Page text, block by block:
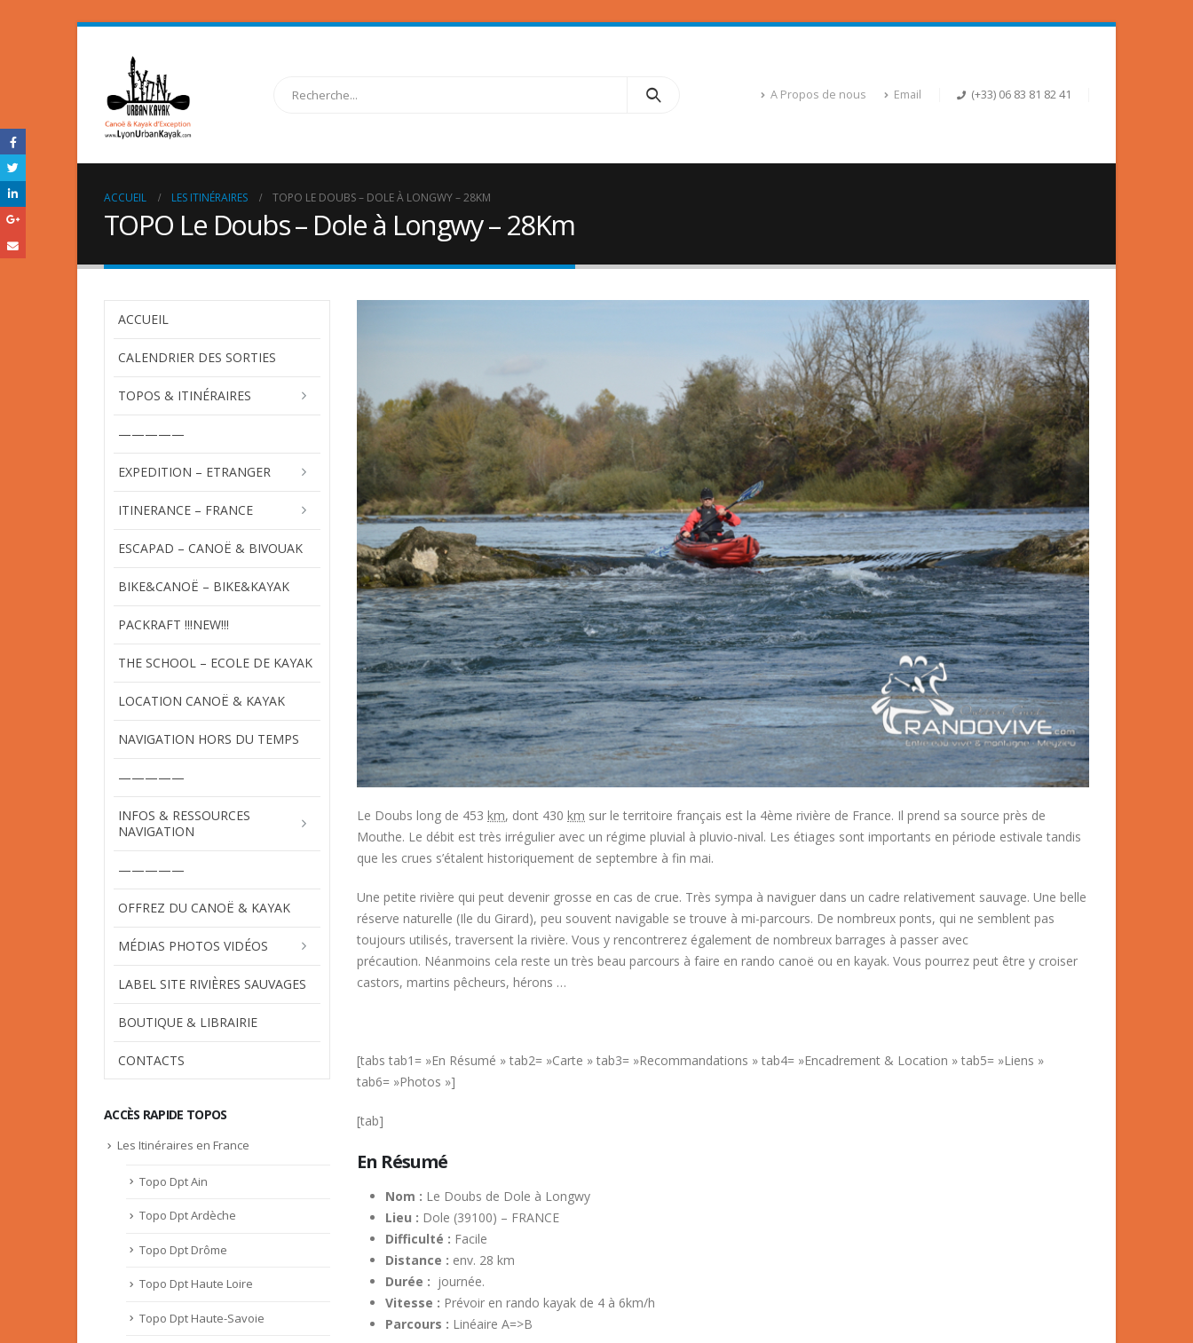
A Propos de nous Email (+33) 06 83 81 82 41
ACCUEIL LES ITINÉRAIRES TOPO LE DOUBS – DOLE À LONGWY – 28KM
TOPO Le Doubs – Dole à Longwy – 28Km
Le Doubs long de 453 km, dont 430 km sur le territoire français est la 4ème rivière de France. Il prend sa source près de
Mouthe. Le débit est très irrégulier avec un régime pluvial à pluvio-nival. Les étiages sont importants en période estivale tandis
que les crues s’étalent historiquement de septembre à fin mai.
Une petite rivière qui peut devenir grosse en cas de crue. Très sympa à naviguer dans un cadre relativement sauvage. Une belle
réserve naturelle (Ile du Girard), peu souvent navigable se trouve à mi-parcours. De nombreux ponts, qui ne semblent pas
toujours utilisés, traversent la rivière. Vous y rencontrerez également de nombreux barrages à passer avec
précaution. Néanmoins cela reste un très beau parcours à faire en rando canoë ou en kayak. Vous pourrez peut être y croiser
castors, martins pêcheurs, hérons …
[tabs tab1= »En Résumé » tab2= »Carte » tab3= »Recommandations » tab4= »Encadrement & Location » tab5= »Liens »
tab6= »Photos »]
[tab]
En Résumé
Nom : Le Doubs de Dole à Longwy
Lieu : Dole (39100) – FRANCE
Difficulté : Facile
Distance : env. 28 km
Durée : journée.
Vitesse : Prévoir en rando kayak de 4 à 6km/h
Parcours : Linéaire A=>B
ACCUEIL
CALENDRIER DES SORTIES
TOPOS & ITINÉRAIRES
—————
EXPEDITION – ETRANGER
ITINERANCE – FRANCE
ESCAPAD – CANOË & BIVOUAK
BIKE&CANOË – BIKE&KAYAK
PACKRAFT !!!NEW!!!
THE SCHOOL – ECOLE DE KAYAK
LOCATION CANOË & KAYAK
NAVIGATION HORS DU TEMPS
—————
INFOS & RESSOURCES
NAVIGATION
—————
OFFREZ DU CANOË & KAYAK
MÉDIAS PHOTOS VIDÉOS
LABEL SITE RIVIÈRES SAUVAGES
BOUTIQUE & LIBRAIRIE
CONTACTS
ACCÈS RAPIDE TOPOS
Les Itinéraires en France
Topo Dpt Ain
Topo Dpt Ardèche
Topo Dpt Drôme
Topo Dpt Haute Loire
Topo Dpt Haute-Savoie